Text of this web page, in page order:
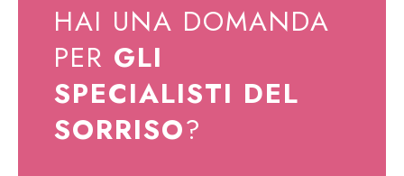
HAI UNA DOMANDA
PER GLI
SPECIALISTI DEL
SORRISO?